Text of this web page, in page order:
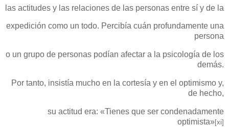
las actitudes y las relaciones de las personas entre sí y de la
expedición como un todo. Percibía cuán profundamente una
persona
o un grupo de personas podían afectar a la psicología de los
demás.
Por tanto, insistía mucho en la cortesía y en el optimismo y,
de hecho,
su actitud era: «Tienes que ser condenadamente
optimista»[xi]